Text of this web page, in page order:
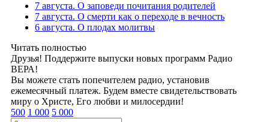
7 августа. О заповеди почитания родителей
7 августа. О смерти как о переходе в вечность
6 августа. О плодах молитвы
Читать полностью
Друзья! Поддержите выпуски новых программ Радио
ВЕРА!
Вы можете стать попечителем радио, установив
ежемесячный платеж. Будем вместе свидетельствовать
миру о Христе, Его любви и милосердии!
500 1 000 5 000